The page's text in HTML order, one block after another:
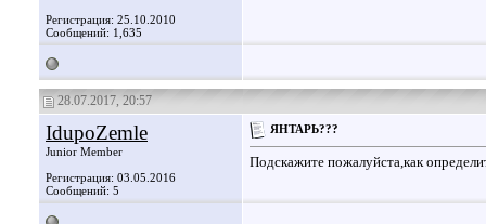
Регистрация: 25.10.2010
Сообщений: 1,635
28.07.2017, 20:57
IdupoZemle
Junior Member
Регистрация: 03.05.2016
Сообщений: 5
ЯНТАРЬ???
Подскажите пожалуйста,как